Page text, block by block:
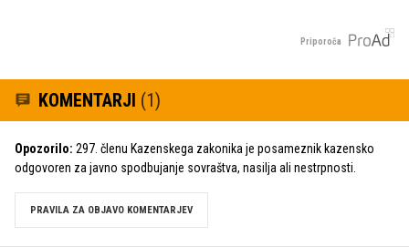
Priporoča
KOMENTARJI (1)
Opozorilo: 297. členu Kazenskega zakonika je posameznik kazensko
odgovoren za javno spodbujanje sovraštva, nasilja ali nestrpnosti.
PRAVILA ZA OBJAVO KOMENTARJEV